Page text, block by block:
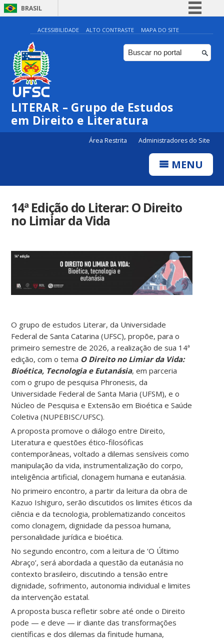
BRASIL
Simplifique!
Comunica BR
Participe
Canais
ACESSIBILIDADE ALTO CONTRASTE MAPA DO SITE
LITERAR – Grupo de Estudos
em Direito e Literatura
Área Restrita Administradores do Site
MENU
14ª Edição do Literar: O Direito
no Limiar da Vida
O grupo de estudos Literar, da Universidade
Federal de Santa Catarina (UFSC), propõe, para o
primeiro semestre de 2026, a realização de sua 14ª
edição, com o tema O Direito no Limiar da Vida:
Bioética, Tecnologia e Eutanásia, em parceria
com o grupo de pesquisa Phronesis, da
Universidade Federal de Santa Maria (UFSM), e o
Núcleo de Pesquisa e Extensão em Bioética e Saúde
Coletiva (NUPEBISC/UFSC).
A proposta promove o diálogo entre Direito,
Literatura e questões ético-filosóficas
contemporâneas, voltado a dilemas sensíveis como
manipulação da vida, instrumentalização do corpo,
inteligência artificial, clonagem humana e eutanásia.
No primeiro encontro, a partir da leitura da obra de
Kazuo Ishiguro, serão discutidos os limites éticos da
ciência e da tecnologia, problematizando conceitos
como clonagem, dignidade da pessoa humana,
personalidade jurídica e bioética.
No segundo encontro, com a leitura de ‘O Último
Abraço’, será abordada a questão da eutanásia no
contexto brasileiro, discutindo a tensão entre
dignidade, sofrimento, autonomia individual e limites
da intervenção estatal.
A proposta busca refletir sobre até onde o Direito
pode — e deve — ir diante das transformações
científicas e dos dilemas da finitude humana,